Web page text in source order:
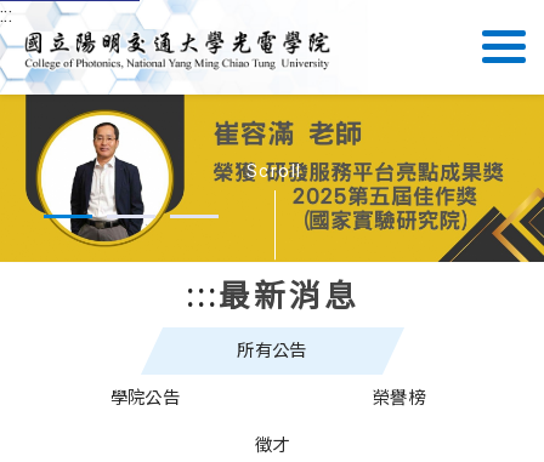
:::
Scroll
:::最新消息
所有公告
學院公告 榮譽榜
徵才